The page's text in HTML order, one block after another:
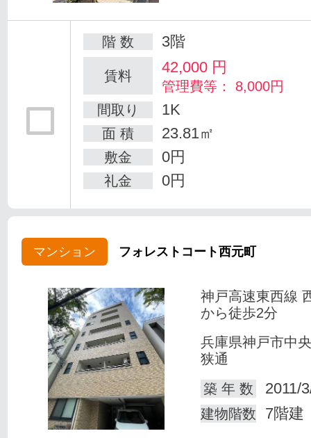
階 数 3階
賃料 42,000 円
管理費等： 8,000円
間取り
1K
面 積 23.81㎡
敷金 0円
礼金 0円
マンション フォレストコート西元町
神戸高速東西線
から徒歩2分
兵庫県神戸市中
狭通
築 年 数
2011/
建物階数 7階建